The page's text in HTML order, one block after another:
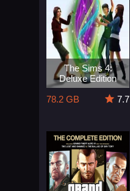
The Sims 4:
Deluxe Edition
78.2 GB
7.7